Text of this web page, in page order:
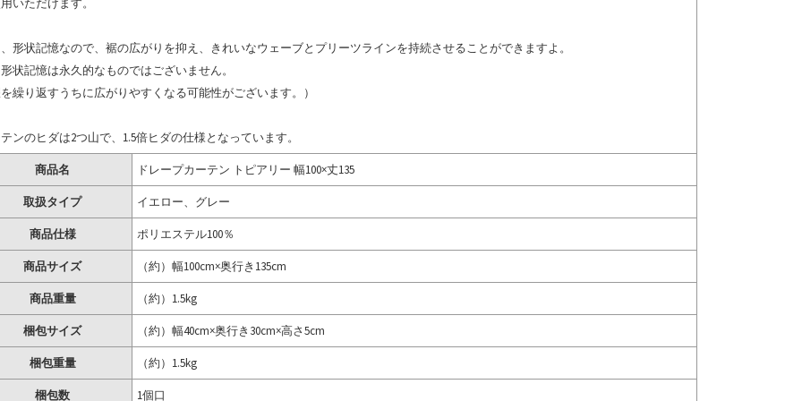
いただけます。
形状記憶なので、裾の広がりを抑え、きれいなウェーブとプリーツラインを持続させることができますよ。
状記憶は永久的なものではございません。
繰り返すうちに広がりやすくなる可能性がございます。）
ンのヒダは2つ山で、1.5倍ヒダの仕様となっています。
商品名 ドレープカーテン トピアリー 幅100×丈135
取扱タイプ イエロー、グレー
商品仕様 ポリエステル100％
商品サイズ （約）幅100cm×奥行き135cm
商品重量 （約）1.5kg
梱包サイズ （約）幅40cm×奥行き30cm×高さ5cm
梱包重量 （約）1.5kg
梱包数 1個口